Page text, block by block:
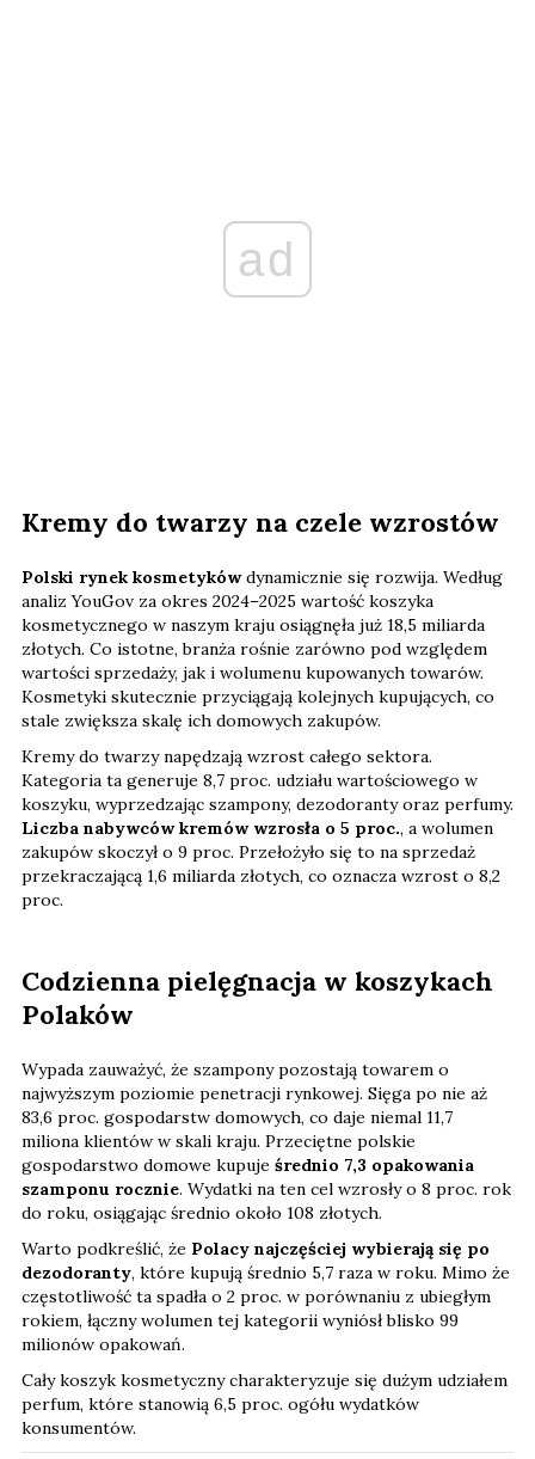
ad
Kremy do twarzy na czele wzrostów
Polski rynek kosmetykówdynamicznie się rozwija. Według
analiz YouGov za okres 2024–2025 wartość koszyka
kosmetycznego w naszym kraju osiągnęła już 18,5 miliarda
złotych. Co istotne, branża rośnie zarówno pod względem
wartości sprzedaży, jak i wolumenu kupowanych towarów.
Kosmetyki skutecznie przyciągają kolejnych kupujących, co
stale zwiększa skalę ich domowych zakupów.
Kremy do twarzy napędzają wzrost całego sektora.
Kategoria ta generuje 8,7 proc. udziału wartościowego w
koszyku, wyprzedzając szampony, dezodoranty oraz perfumy.
Liczba nabywców kremów wzrosła o 5 proc., a wolumen
zakupów skoczył o 9 proc. Przełożyło się to na sprzedaż
przekraczającą 1,6 miliarda złotych, co oznacza wzrost o 8,2
proc.
Codzienna pielęgnacja w koszykach
Polaków
Wypada zauważyć, że szampony pozostają towarem o
najwyższym poziomie penetracji rynkowej. Sięga po nie aż
83,6 proc. gospodarstw domowych, co daje niemal 11,7
miliona klientów w skali kraju. Przeciętne polskie
gospodarstwo domowe kupuje średnio 7,3 opakowania
szamponu rocznie. Wydatki na ten cel wzrosły o 8 proc. rok
do roku, osiągając średnio około 108 złotych.
Warto podkreślić, że Polacy najczęściej wybierają się po
dezodoranty, które kupują średnio 5,7 raza w roku. Mimo że
częstotliwość ta spadła o 2 proc. w porównaniu z ubiegłym
rokiem, łączny wolumen tej kategorii wyniósł blisko 99
milionów opakowań.
Cały koszyk kosmetyczny charakteryzuje się dużym udziałem
perfum, które stanowią 6,5 proc. ogółu wydatków
konsumentów.